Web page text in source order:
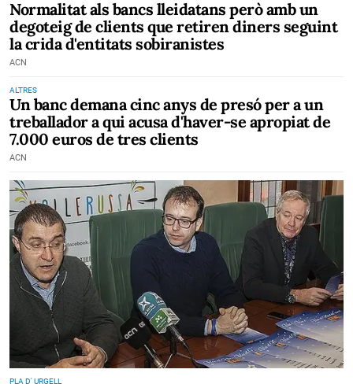
Normalitat als bancs lleidatans però amb un
degoteig de clients que retiren diners seguint
la crida d'entitats sobiranistes
ACN
ALTRES
Un banc demana cinc anys de presó per a un
treballador a qui acusa d'haver-se apropiat de
7.000 euros de tres clients
ACN
PLA D' URGELL